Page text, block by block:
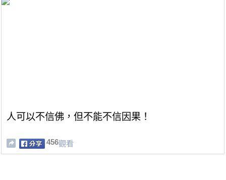
人可以不信佛，但不能不信因果！
456觀看